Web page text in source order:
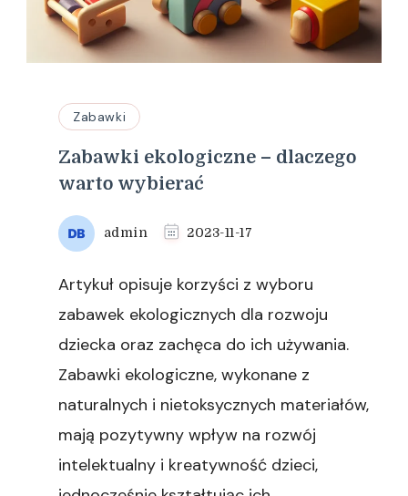
Zabawki
Zabawki ekologiczne – dlaczego
warto wybierać
admin 2023-11-17
Artykuł opisuje korzyści z wyboru
zabawek ekologicznych dla rozwoju
dziecka oraz zachęca do ich używania.
Zabawki ekologiczne, wykonane z
naturalnych i nietoksycznych materiałów,
mają pozytywny wpływ na rozwój
intelektualny i kreatywność dzieci,